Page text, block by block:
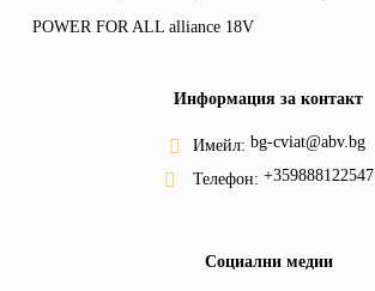
POWER FOR ALL alliance 18V
Информация за контакт
Имейл: bg-cviat@abv.bg
Телефон: +359888122547
Социални медии